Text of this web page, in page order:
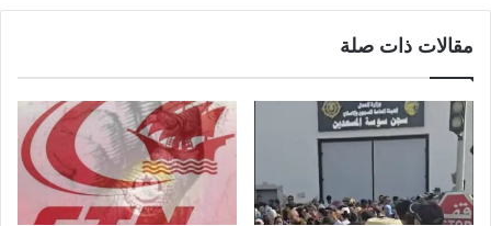
مقالات ذات صلة